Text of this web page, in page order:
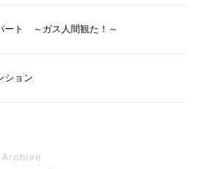
ート ～ガス人間観た！～
ョン
Archive